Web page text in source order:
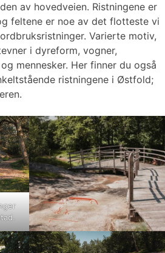
av hovedveien. Ristningene er
feltene er noe av det flotteste vi
Varierte motiv,
i dyreform, vogner,
mennesker. Her finner du også
ristningene i Østfold;